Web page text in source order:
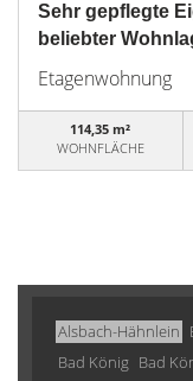
Sehr gepflegte
beliebter
Etagenwohnung
114,35 m²
WOHNFLÄCHE
Alsbach-Hähnlein
Bad König Bad